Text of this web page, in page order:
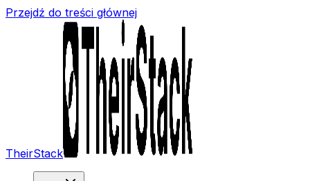
Przejdź do treści głównej
TheirStack